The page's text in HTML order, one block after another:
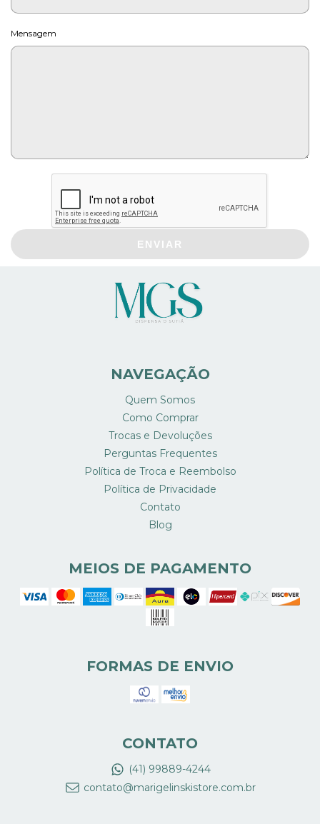
Mensagem
ENVIAR
NAVEGAÇÃO
Quem Somos
Como Comprar
Trocas e Devoluções
Perguntas Frequentes
Política de Troca e Reembolso
Política de Privacidade
Contato
Blog
MEIOS DE PAGAMENTO
FORMAS DE ENVIO
CONTATO
(41) 99889-4244
contato@marigelinskistore.com.br